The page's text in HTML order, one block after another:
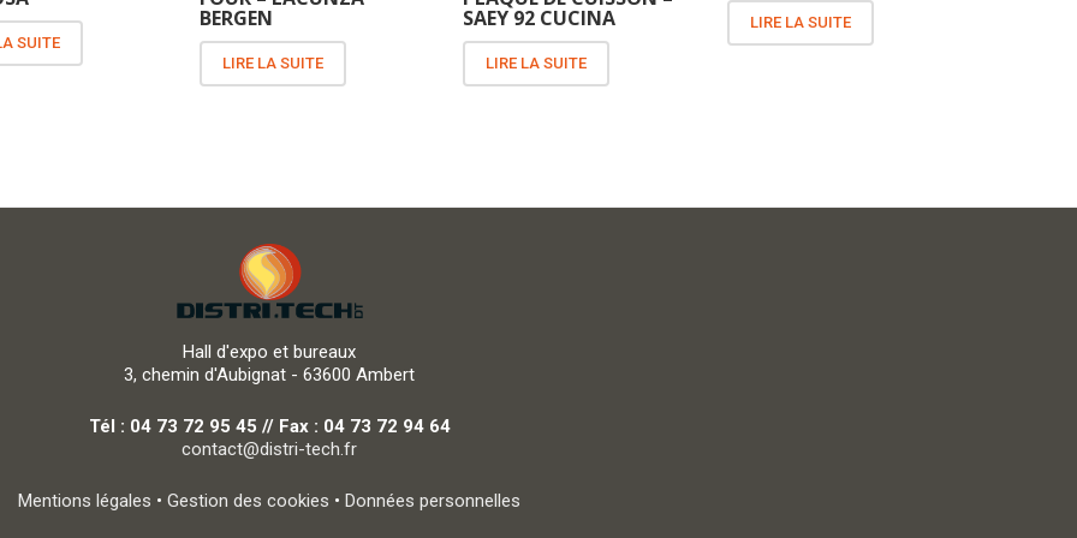
SUITE
BERGEN
LIRE LA SUITE
SAEY 92 CUCINA
LIRE LA SUITE
LIRE LA SUITE
Hall d'expo et bureaux
3, chemin d'Aubignat - 63600 Ambert
Tél : 04 73 72 95 45 // Fax : 04 73 72 94 64
contact@distri-tech.fr
Mentions légales • Gestion des cookies • Données personnelles